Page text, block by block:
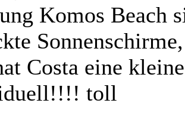
Komos Beach
Costa eine
toll